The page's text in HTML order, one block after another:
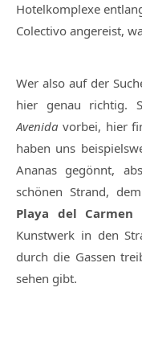
Hotelkomplexe
Colectivo angereist,
Wer also auf der
hier genau richtig.
Avenida vorbei, hier
haben uns
Ananas gegönnt,
schönen Strand,
Playa del Carmen
Kunstwerk in den
durch die Gassen
sehen gibt.